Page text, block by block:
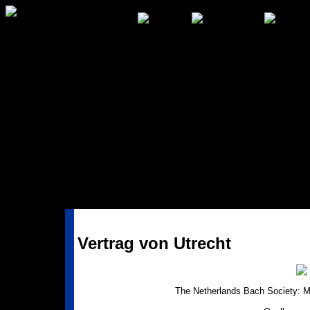
Vertrag von Utrecht
The Netherlands Bach Society: